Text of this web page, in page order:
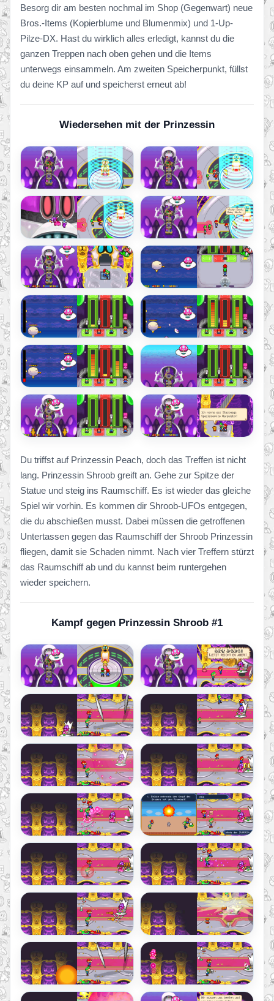
Besorg dir am besten nochmal im Shop (Gegenwart) neue
Bros.-Items (Kopierblume und Blumenmix) und 1-Up-
Pilze-DX. Hast du wirklich alles erledigt, kannst du die
ganzen Treppen nach oben gehen und die Items
unterwegs einsammeln. Am zweiten Speicherpunkt, füllst
du deine KP auf und speicherst erneut ab!
Wiedersehen mit der Prinzessin
Du triffst auf Prinzessin Peach, doch das Treffen ist nicht
lang. Prinzessin Shroob greift an. Gehe zur Spitze der
Statue und steig ins Raumschiff. Es ist wieder das gleiche
Spiel wir vorhin. Es kommen dir Shroob-UFOs entgegen,
die du abschießen musst. Dabei müssen die getroffenen
Untertassen gegen das Raumschiff der Shroob Prinzessin
fliegen, damit sie Schaden nimmt. Nach vier Treffern stürzt
das Raumschiff ab und du kannst beim runtergehen
wieder speichern.
Kampf gegen Prinzessin Shroob #1